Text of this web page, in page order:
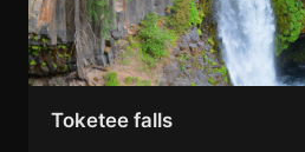
Toketee falls